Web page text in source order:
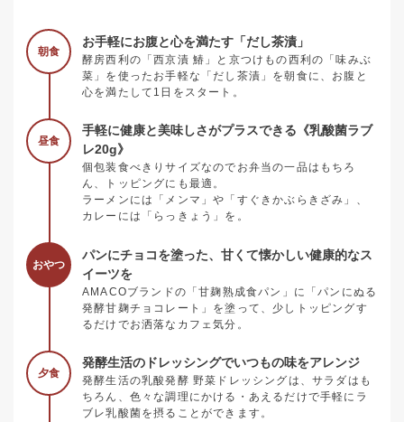
朝食
お手軽にお腹と心を満たす「だし茶漬」
酵房西利の「西京漬 鰆」と京つけもの西利の「味みぶ
菜」を使ったお手軽な「だし茶漬」を朝食に、お腹と
心を満たして1日をスタート。
昼食
手軽に健康と美味しさがプラスできる《乳酸菌ラブ
レ20g》
個包装食べきりサイズなのでお弁当の一品はもちろ
ん、トッピングにも最適。
ラーメンには「メンマ」や「すぐきかぶらきざみ」、
カレーには「らっきょう」を。
おやつ
パンにチョコを塗った、甘くて懐かしい健康的なス
イーツを
AMACOブランドの「甘麹熟成食パン」に「パンにぬる
発酵甘麹チョコレート」を塗って、少しトッピングす
るだけでお洒落なカフェ気分。
夕食
発酵生活のドレッシングでいつもの味をアレンジ
発酵生活の乳酸発酵 野菜ドレッシングは、サラダはも
ちろん、色々な調理にかける・あえるだけで手軽にラ
ブレ乳酸菌を摂ることができます。